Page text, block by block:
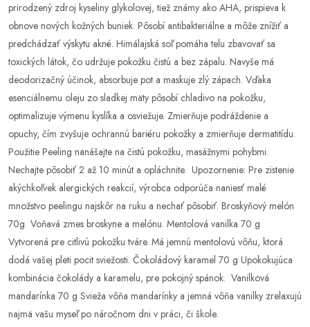
prirodzený zdroj kyseliny glykolovej, tiež známy ako AHA, prispieva k
obnove nových kožných buniek. Pôsobí antibakteriálne a môže znížiť a
predchádzať výskytu akné. Himálajská soľ pomáha telu zbavovať sa
toxických látok, čo udržuje pokožku čistú a bez zápalu. Navyše má
deodorizačný účinok, absorbuje pot a maskuje zlý zápach. Vďaka
esenciálnemu oleju zo sladkej mäty pôsobí chladivo na pokožku,
optimalizuje výmenu kyslíka a osviežuje. Zmierňuje podráždenie a
opuchy, čím zvyšuje ochrannú bariéru pokožky a zmierňuje dermatitídu.
Použitie Peeling nanášajte na čistú pokožku, masážnymi pohybmi.
Nechajte pôsobiť 2 až 10 minút a opláchnite. Upozornenie: Pre zistenie
akýchkoľvek alergických reakcií, výrobca odporúča naniesť malé
množstvo peelingu najskôr na ruku a nechať pôsobiť. Broskyňový melón
70g Voňavá zmes broskyne a melónu. Mentolová vanilka 70 g
Vytvorená pre citlivú pokožku tváre. Má jemnú mentolovú vôňu, ktorá
dodá vašej pleti pocit sviežosti. Čokoládový karamel 70 g Upokokujúca
kombinácia čokolády a karamelu, pre pokojný spánok. Vanilková
mandarínka 70 g Svieža vôňa mandarínky a jemná vôňa vanilky zrelaxujú
najmä vašu myseľ po náročnom dni v práci, či škole.